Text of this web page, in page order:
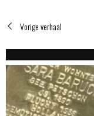
Vorige verhaal